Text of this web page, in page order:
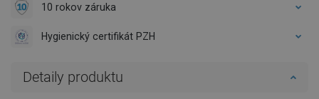
10 rokov záruka
Hygienický certifikát PZH
Detaily produktu